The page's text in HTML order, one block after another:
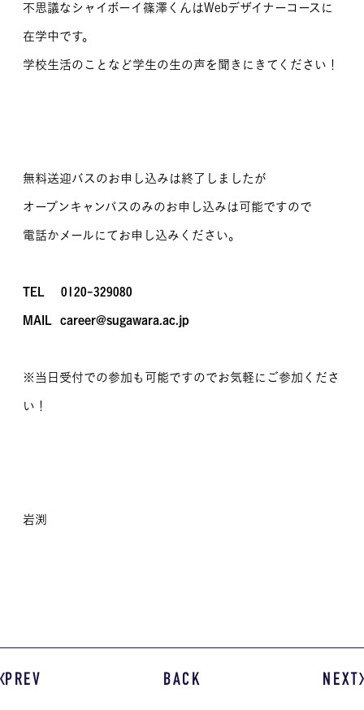
不思議なシャイボーイ篠澤くんはWebデザイナーコースに
在学中です。
学校生活のことなど学生の生の声を聞きにきてください！
無料送迎バスのお申し込みは終了しましたが
オープンキャンパスのみのお申し込みは可能ですので
電話かメールにてお申し込みください。
TEL 0120-329080
MAIL career@sugawara.ac.jp
※当日受付での参加も可能ですのでお気軽にご参加くださ
い！
岩渕
PREV BACK NEXT